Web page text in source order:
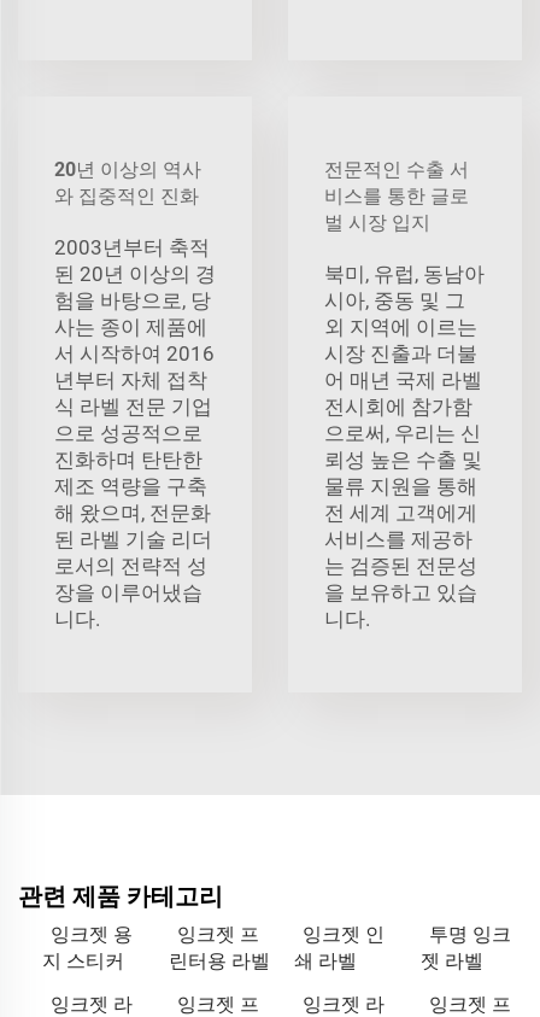
20년 이상의 역사
와 집중적인 진화
2003년부터 축적
된 20년 이상의 경
험을 바탕으로, 당
사는 종이 제품에
서 시작하여 2016
년부터 자체 접착
식 라벨 전문 기업
으로 성공적으로
진화하며 탄탄한
제조 역량을 구축
해 왔으며, 전문화
된 라벨 기술 리더
로서의 전략적 성
장을 이루어냈습
니다.
전문적인 수출 서
비스를 통한 글로
벌 시장 입지
북미, 유럽, 동남아
시아, 중동 및 그
외 지역에 이르는
시장 진출과 더불
어 매년 국제 라벨
전시회에 참가함
으로써, 우리는 신
뢰성 높은 수출 및
물류 지원을 통해
전 세계 고객에게
서비스를 제공하
는 검증된 전문성
을 보유하고 있습
니다.
관련 제품 카테고리
잉크젯 용
지 스티커
잉크젯 프
린터용 라벨
잉크젯 인
쇄 라벨
투명 잉크
젯 라벨
잉크젯 라
잉크젯 프
잉크젯 라
잉크젯 프